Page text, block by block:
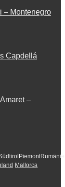
– Montenegro
Capdellá
–
Piemont
Mallorca